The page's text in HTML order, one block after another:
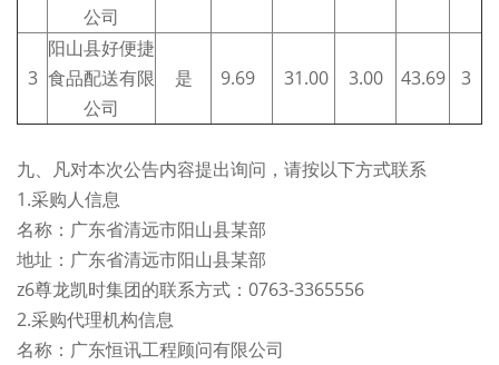
公司
3
阳山县好便捷
食品配送有限
公司
是 9.69 31.00 3.00 43.69 3
九、凡对本次公告内容提出询问，请按以下方式联系
1.采购人信息
名称：广东省清远市阳山县某部
地址：广东省清远市阳山县某部
z6尊龙凯时集团的联系方式：0763-3365556
2.采购代理机构信息
名称：广东恒讯工程顾问有限公司